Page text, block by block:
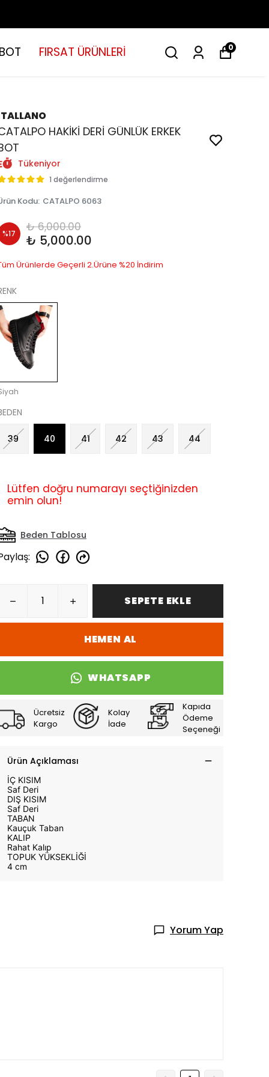
FIRSAT ÜRÜNLERİ 0
HAKİKİ DERİ GÜNLÜK ERKEK
Tükeniyor
1 değerlendirme
Kodu: CATALPO 6063
%17 ₺ 6,000.00
₺ 5,000.00
Ürünlerde Geçerli 2.Ürüne %20 İndirim
39 40 41 42 43 44
Lütfen doğru numarayı seçtiğinizden
emin olun!
Beden Tablosu
:
SEPETE EKLE
HEMEN AL
WHATSAPP
Ücretsiz
Kargo
Kolay
İade
Kapıda
Ödeme
Seçeneği
Ürün Açıklaması
İÇ KISIM
Saf Deri
DIŞ KISIM
Saf Deri
TABAN
Kauçuk Taban
KALIP
Rahat Kalıp
TOPUK YÜKSEKLİĞİ
4 cm
Yorum Yap